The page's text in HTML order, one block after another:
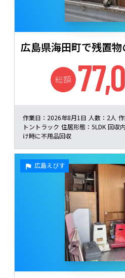
広島県海田町で残置
総額
作業日： 2026年8月1日 人数： 2人
トントラック 住居形態： 5LDK 回収
け時に不用品回収
広島えびす